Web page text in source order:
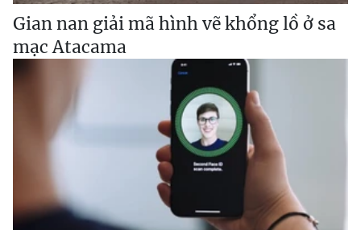
Gian nan giải mã hình vẽ khổng lồ ở sa
mạc Atacama